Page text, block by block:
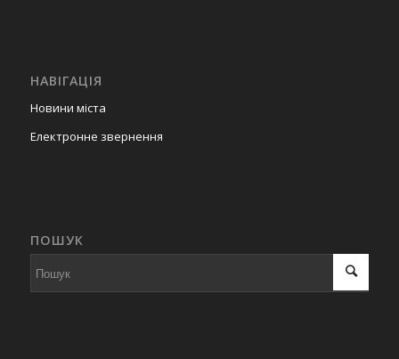
НАВІГАЦІЯ
Новини міста
Електронне звернення
ПОШУК